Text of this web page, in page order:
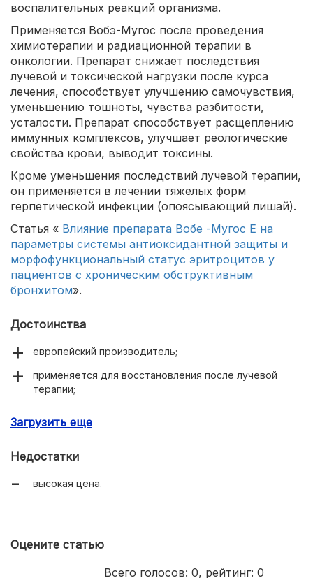
воспалительных реакций организма.
Применяется Вобэ-Мугос после проведения
химиотерапии и радиационной терапии в
онкологии. Препарат снижает последствия
лучевой и токсической нагрузки после курса
лечения, способствует улучшению самочувствия,
уменьшению тошноты, чувства разбитости,
усталости. Препарат способствует расщеплению
иммунных комплексов, улучшает реологические
свойства крови, выводит токсины.
Кроме уменьшения последствий лучевой терапии,
он применяется в лечении тяжелых форм
герпетической инфекции (опоясывающий лишай).
Статья « Влияние препарата Вобе -Мугос Е на
параметры системы антиоксидантной защиты и
морфофункциональный статус эритроцитов у
пациентов с хроническим обструктивным
бронхитом».
Достоинства
европейский производитель;
применяется для восстановления после лучевой
терапии;
Загрузить еще
Недостатки
высокая цена.
Оцените статью
Всего голосов: 0, рейтинг: 0